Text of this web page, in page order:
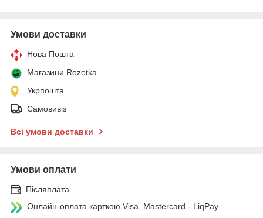
Умови доставки
Нова Пошта
Магазини Rozetka
Укрпошта
Самовивіз
Всі умови доставки
Умови оплати
Післяплата
Онлайн-оплата карткою Visa, Mastercard - LiqPay